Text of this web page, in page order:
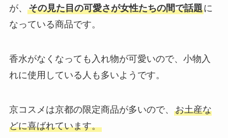
が、 その見た目の可愛さが女性たちの間で話題に
なっている商品です。
香水がなくなっても入れ物が可愛いので、小物入
れに使用している人も多いようです。
京コスメは京都の限定商品が多いので、 お土産な
どに喜ばれています。